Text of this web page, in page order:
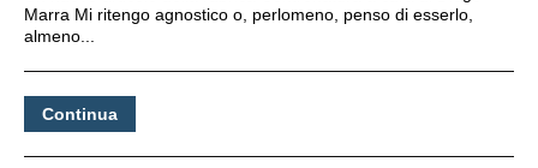
Marra Mi ritengo agnostico o, perlomeno, penso di esserlo,
almeno...
Continua